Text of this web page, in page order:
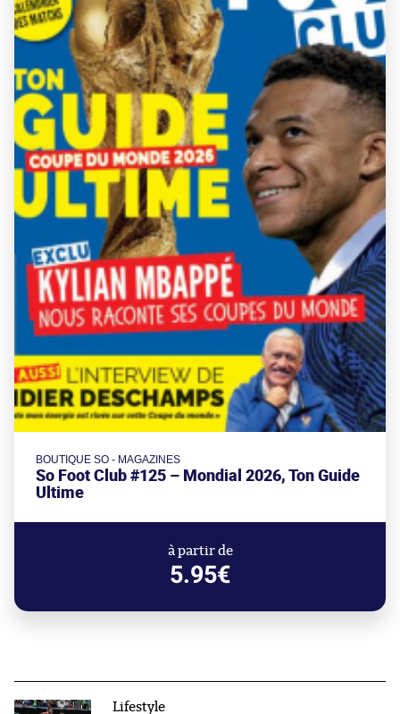
BOUTIQUE SO - MAGAZINES
So Foot Club #125 – Mondial 2026, Ton Guide
Ultime
à partir de
5.95€
Lifestyle